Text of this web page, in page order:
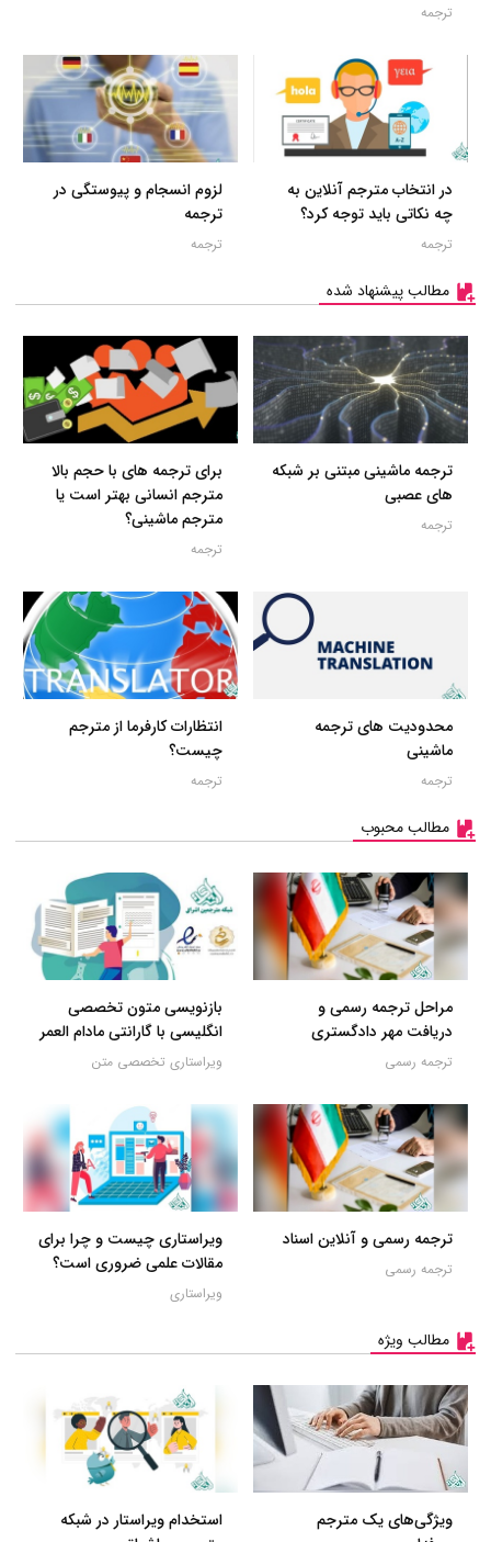
ترجمه
در انتخاب مترجم آنلاین به
چه نکاتی باید توجه کرد؟
ترجمه
لزوم انسجام و پیوستگی در
ترجمه
ترجمه
مطالب پیشنهاد شده
ترجمه ماشینی مبتنی بر شبکه
های عصبی
ترجمه
برای ترجمه های با حجم بالا
مترجم انسانی بهتر است یا
مترجم ماشینی؟
ترجمه
محدودیت های ترجمه
ماشینی
ترجمه
انتظارات کارفرما از مترجم
چیست؟
ترجمه
مطالب محبوب
مراحل ترجمه رسمی و
دریافت مهر دادگستری
ترجمه رسمی
بازنویسی متون تخصصی
انگلیسی با گارانتی مادام العمر
ویراستاری تخصصی متن
ترجمه رسمی و آنلاین اسناد
ترجمه رسمی
ویراستاری چیست و چرا برای
مقالات علمی ضروری است؟
ویراستاری
مطالب ویژه
ویژگی‌های یک مترجم
استخدام ویراستار در شبکه